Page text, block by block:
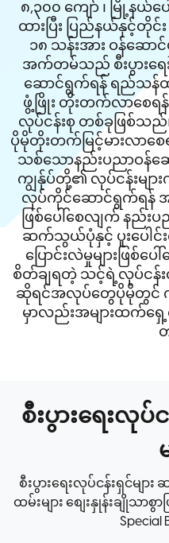
၈,၃၀၀ ကျော် ၊ မြို့နယ်
ထားပြီး ပြည်နယ်နှင့်တိုင်
၁၈ သန်းအား ဝန်ဆေ
အက်တမ်သည် စီးပွားရေ
ဆောင်ရွက်ရန် ရည်သန်ထ
ဖွံ့ဖြိုး တိုးတက်လာစေ
လုပ်ငန်းစု တစ်ခုဖြစ်
ပိုမိုတိုးတက်မြင့်မားလာ
သစ်သောနည်းပညာဝန်ဆေ
ကျွန်ုပ်တို့၏ လုပ်ငန်းမျာ
လုပ်ကိုင်ဆောင်ရွက်ရန် အ
ဖြစ်ပေါ်စေလျက် နည်
ဆက်သွယ်ပုံနှင့် ပူးပေါင်
ပြောင်းလဲမှုများဖြစ်
စိတ်ချရတဲ့ သင့်ရဲ့လုပ်ငန်
ဆိုရင်အလုပ်တွေပိုမိုတွင် က
မှာလည်းအများထက်ရှေ့
စီးပွားရေးလုပ်
စီးပွားရေးလုပ်ငန်းရှင်မျ
ထမ်းများ စျေးနှုန်းချိုသာစွာ